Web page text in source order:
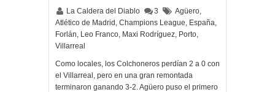
La Caldera del Diablo 3 Agüero,
Atlético de Madrid , Champions League, España,
Forlán, Leo Franco, Maxi Rodríguez, Porto,
Villarreal
Como locales, los Colchoneros perdían 2 a 0 con
el Villarreal, pero en una gran remontada
terminaron ganando 3-2. Agüero puso el primero